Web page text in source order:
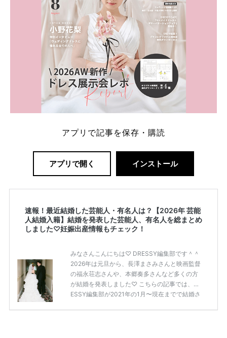
アプリで記事を保存・購読
アプリで開く インストール
速報！最近結婚した芸能人・有名人は？【2026年 芸能
人結婚入籍】結婚を発表した芸能人、有名人を総まとめ
しました♡妊娠出産情報もチェック！
みなさんこんにちは♡ DRESSY編集部です＾＾
2026年は元旦から、長澤まさみさんと映画監督
の福永荘志さんや、本郷奏多さんなど多くの方
が結婚を発表しました♡ こちらの記事では、DR
ESSY編集部が2021年の1月〜現在までで結婚さ